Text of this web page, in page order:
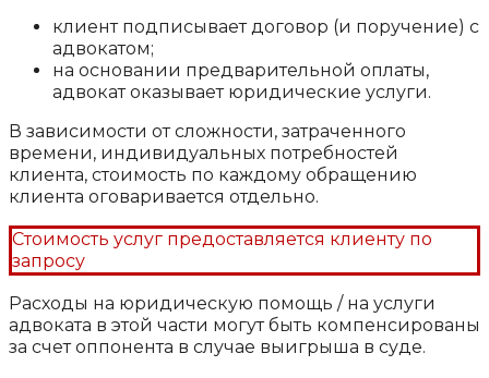
клиент подписывает договор (и поручение) с
адвокатом;
на основании предварительной оплаты,
адвокат оказывает юридические услуги.
В зависимости от сложности, затраченного
времени, индивидуальных потребностей
клиента, стоимость по каждому обращению
клиента оговаривается отдельно.
Стоимость услуг предоставляется клиенту по
запросу
Расходы на юридическую помощь / на услуги
адвоката в этой части могут быть компенсированы
за счет оппонента в случае выигрыша в суде.